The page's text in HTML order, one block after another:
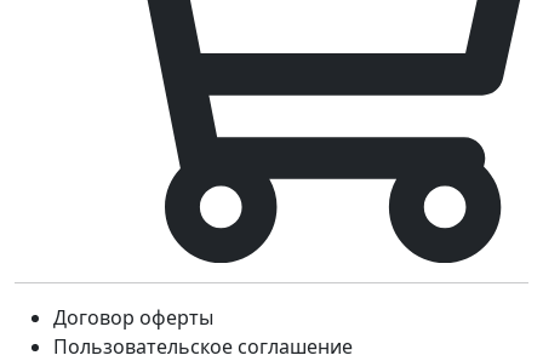
Договор оферты
Пользовательское соглашение